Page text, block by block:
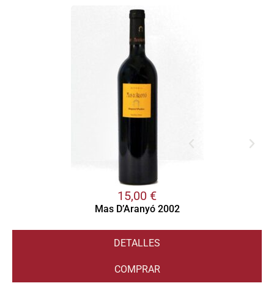
15,00 €
Mas D’Aranyó 2002
DETALLES
COMPRAR